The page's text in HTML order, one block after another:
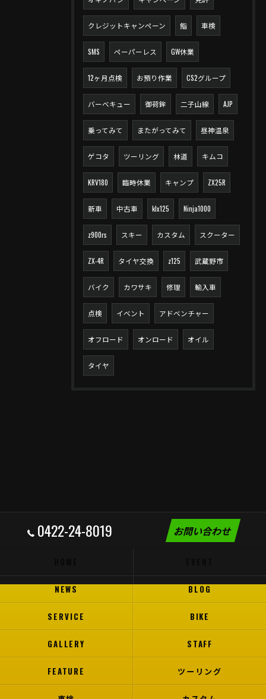
クレジットキャンペーン 鮨 車検
SMS ペーパーレス GW休業
12ヶ月点検 お預り作業 CS2グループ
バーベキュー 御荷鉾 二子山線 AJP
乗ってみて またがってみて 昼神温泉
ゲコタ ツーリング 林道 キムコ
KRV180 臨時休業 キャンプ ZX25R
新車 中古車 klx125 Ninja1000
z900rs スキー カスタム スクーター
ZX-4R タイヤ交換 z125 武蔵野市
バイク カワサキ 修理 輸入車
点検 イベント アドベンチャー
オフロード オンロード オイル
タイヤ
0422-24-8019 お問い合わせ
NEWS BLOG
SERVICE BIKE
GALLERY STAFF
FEATURE ツーリング